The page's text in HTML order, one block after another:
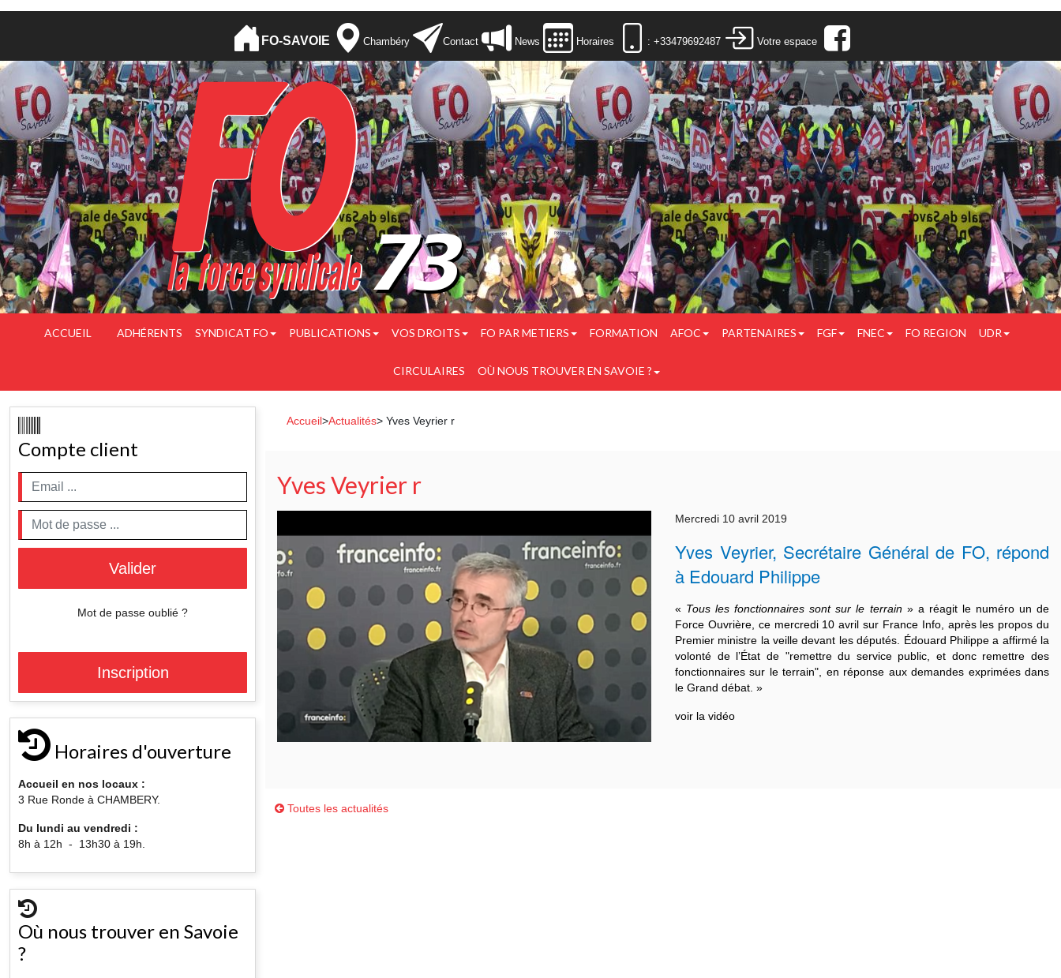
FO-SAVOIE Chambéry Contact News Horaires : +33479692487 Votre espace
ACCUEIL ADHÉRENTS SYNDICAT FO PUBLICATIONS VOS DROITS FO PAR METIERS FORMATION AFOC PARTENAIRES FGF FNEC FO REGION UDR
CIRCULAIRES OÙ NOUS TROUVER EN SAVOIE ?
Accueil>Actualités> Yves Veyrier r
Yves Veyrier r
Mercredi 10 avril 2019
Yves Veyrier, Secrétaire Général de FO, répond
à Edouard Philippe
« Tous les fonctionnaires sont sur le terrain» a réagit le numéro un de
Force Ouvrière, ce mercredi 10 avril sur France Info, après les propos du
Premier ministre la veille devant les députés. Édouard Philippe a affirmé la
volonté de l’État de "remettre du service public, et donc remettre des
fonctionnaires sur le terrain", en réponse aux demandes exprimées dans
le Grand débat. »
voir la vidéo
Toutes les actualités
Compte client
Valider
Mot de passe oublié ?
Inscription
Horaires d'ouverture
Accueil en nos locaux :
3 Rue Ronde à CHAMBERY.
Du lundi au vendredi :
8h à 12h - 13h30 à 19h.
Où nous trouver en Savoie
?